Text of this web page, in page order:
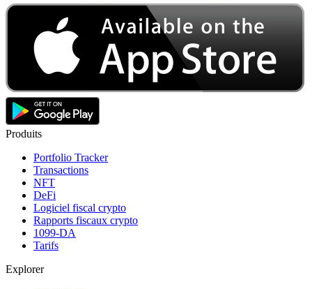
Produits
Portfolio Tracker
Transactions
NFT
DeFi
Logiciel fiscal crypto
Rapports fiscaux crypto
1099-DA
Tarifs
Explorer